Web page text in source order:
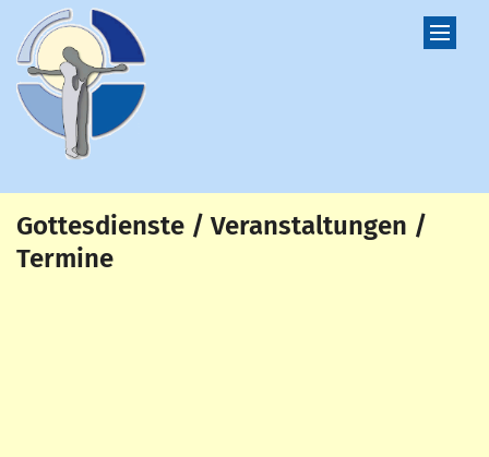
Zum Inhalt springen
Gottesdienste / Veranstaltungen /
Termine